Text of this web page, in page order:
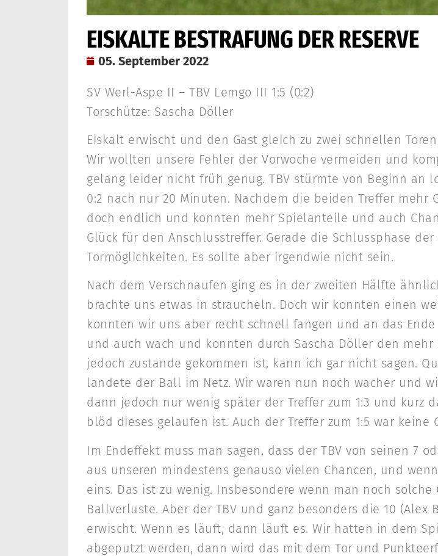
EISKALTE BESTRAFUNG DER RESERVE
05. September 2022
SV Werl-Aspe II – TBV Lemgo III 1:5 (0:2)
Torschütze: Sascha Döller
Eiskalt erwischt und den Gast gleich zu zwei schnellen
Wir wollten unsere Fehler der Vorwoche vermeiden und
gelang leider nicht früh genug. TBV stürmte von Beginn an
0:2 nach nur 20 Minuten. Nachdem die beiden Treffer mehr
doch endlich und konnten mehr Spielanteile und auch
Glück für den Anschlusstreffer. Gerade die Schlussphase
Tormöglichkeiten. Es sollte aber irgendwie nicht sein.
Nach dem Verschnaufen ging es in der zweiten Hälfte
brachte uns etwas in straucheln. Doch wir konnten einen
konnten wir uns aber recht schnell fangen und an das
und auch wach und konnten durch Sascha Döller den
jedoch zustande gekommen ist, kann ich gar nicht sagen.
landete der Ball im Netz. Wir waren nun noch wacher und
dann jedoch nur wenig später der Treffer zum 1:3 und kurz
blöd dieses gelaufen ist. Auch der Treffer zum 1:5 war keine
Im Endeffekt muss man sagen, dass der TBV von seinen 7
aus unseren mindestens genauso vielen Chancen, und
eins. Das ist zu wenig. Insbesondere wenn man noch
Ballverluste. Aber der TBV und ganz besonders die 10 (Alex
erwischt. Wenn es läuft, dann läuft es. Wir hatten in dem
abgeputzt werden, dann wird das mit dem Tor und